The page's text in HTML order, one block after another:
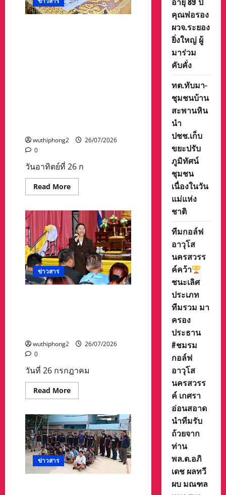
ความ
รุ่งเรือง
wuthiphong2
26/07/2026
0
วันอาทิตย์ที่ 26 ก
Read MoreRead
more
จตุร
วิทย์
นิ
โรจน์
ธน
รัฐ
รอง
นายก
เทศมนตรี
นคร
นครสวรรค์
นิทรรศการ
ศิลปะ
Photo
Exhibition
by.
SUPAKIT
TOSAWAT
3
ร้าน
HAPPEN
cafe
&
bistro
ถนน
สุชาดา
ตั้งแต่
วัน
ข่าวสาร
wuthiphong2
26/07/2026
0
วันที่ 26 กรกฎาคม
Read MoreRead
more
นคร
นครสวรรค์
ร่วม
หน่วย
งาน
ภาค
ประชาชน
ขับ
เคลื่อน
ข่าวสาร
คุณพ่อรอง
ผวจ.ระยอง
ยิ่งใหญ่ ผู้
มาร่วม
คับคั่ง
ทต.ทับมา-
ชุมชนบ้าน
สะพานหิน
นำ
ปชช.เก็บ
ขยะปรับ
ภูมิทัศน์
ชุมชน
เนื่องในวัน
แม่แห่ง
ชาติ
ทีมกอล์ฟ
อาวุโส
นครสวรร
ค์คว้า
ชนะเลิศ
ประเภท
ทีมรวม มา
ครอง
ประธาน
#ชมรม
กอล์ฟ
อาวุโส
นครสวรร
ค์ เกศรา
อ่อนสอาด
นำทีมรับ
ถ้วยจาก
ท่าน
พล.ต.อภิ
เดช ผลทวี
ผบ มณฑล